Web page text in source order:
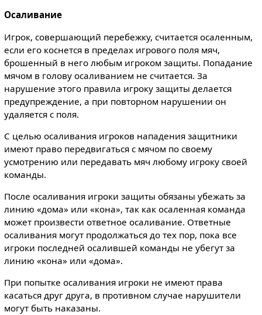
Осаливание
Игрок, совершающий перебежку, считается осаленным,
если его коснется в пределах игрового поля мяч,
брошенный в него любым игроком защиты. Попадание
мячом в голову осаливанием не считается. За
нарушение этого правила игроку защиты делается
предупреждение, а при повторном нарушении он
удаляется с поля.
С целью осаливания игроков нападения защитники
имеют право передвигаться с мячом по своему
усмотрению или передавать мяч любому игроку своей
команды.
После осаливания игроки защиты обязаны убежать за
линию «дома» или «кона», так как осаленная команда
может произвести ответное осаливание. Ответные
осаливания могут продолжаться до тех пор, пока все
игроки последней осалившей команды не убегут за
линию «кона» или «дома».
При попытке осаливания игроки не имеют права
касаться друг друга, в противном случае нарушители
могут быть наказаны.